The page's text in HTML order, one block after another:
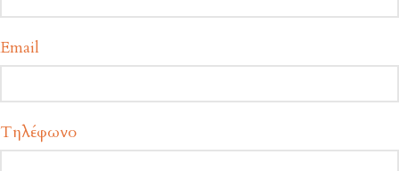
Email
Τηλέφωνο